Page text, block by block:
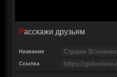
Расскажи друзьям
Название
Ссылка